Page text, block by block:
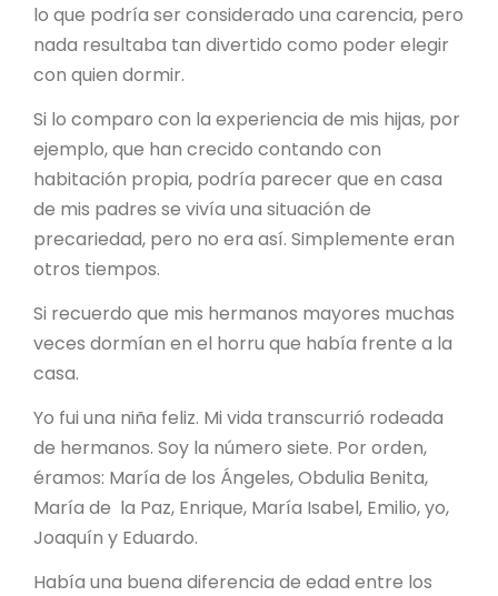
lo que podría ser considerado una carencia, pero
nada resultaba tan divertido como poder elegir
con quien dormir.
Si lo comparo con la experiencia de mis hijas, por
ejemplo, que han crecido contando con
habitación propia, podría parecer que en casa
de mis padres se vivía una situación de
precariedad, pero no era así. Simplemente eran
otros tiempos.
Si recuerdo que mis hermanos mayores muchas
veces dormían en el horru que había frente a la
casa.
Yo fui una niña feliz. Mi vida transcurrió rodeada
de hermanos. Soy la número siete. Por orden,
éramos: María de los Ángeles, Obdulia Benita,
María de la Paz, Enrique, María Isabel, Emilio, yo,
Joaquín y Eduardo.
Había una buena diferencia de edad entre los